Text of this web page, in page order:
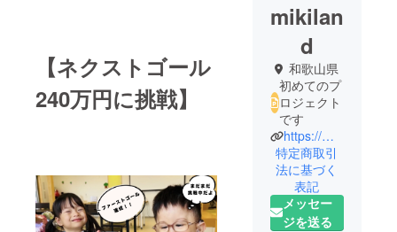
【ネクストゴール
240万円に挑戦】
mikilan
d
和歌山県
初めてのプ
ロジェクト
です
https://miki-zaitaku.com/
特定商取引
法に基づく
表記
メッセー
ジを送る